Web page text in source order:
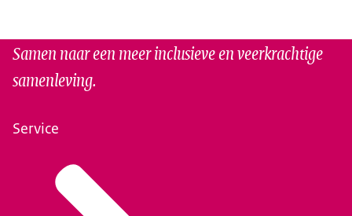
Samen naar een meer inclusieve en veerkrachtige
samenleving.
Service